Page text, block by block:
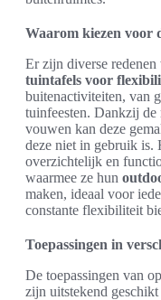
Waarom kiezen voor
Er zijn diverse
tuintafels voor
buitenactiviteiten, van
tuinfeesten. Dankzij
vouwen kan deze
deze niet in gebruik
overzichtelijk en
waarmee ze hun
maken, ideaal voor
constante flexibiliteit
Toepassingen in
De toepassingen van
zijn uitstekend